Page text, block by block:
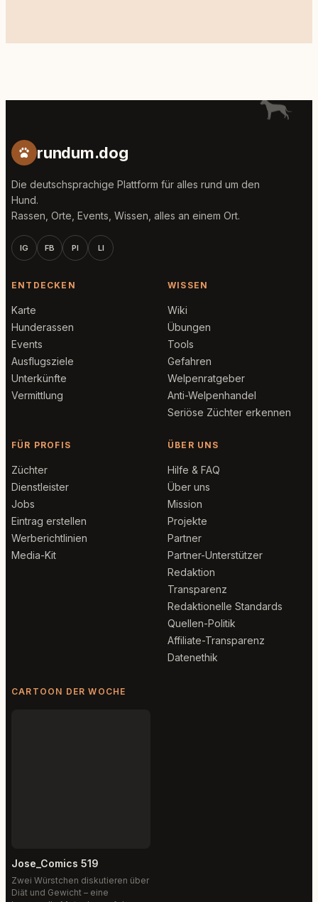
rundum.dog
Die deutschsprachige Plattform für alles rund um den
Hund.
Rassen, Orte, Events, Wissen, alles an einem Ort.
IG FB PI LI
ENTDECKEN
Karte
Hunderassen
Events
Ausflugsziele
Unterkünfte
Vermittlung
WISSEN
Wiki
Übungen
Tools
Gefahren
Welpenratgeber
Anti-Welpenhandel
Seriöse Züchter erkennen
FÜR PROFIS
Züchter
Dienstleister
Jobs
Eintrag erstellen
Werberichtlinien
Media-Kit
ÜBER UNS
Hilfe & FAQ
Über uns
Mission
Projekte
Partner
Partner-Unterstützer
Redaktion
Transparenz
Redaktionelle Standards
Quellen-Politik
Affiliate-Transparenz
Datenethik
CARTOON DER WOCHE
Jose_Comics 519
Zwei Würstchen diskutieren über
Diät und Gewicht – eine